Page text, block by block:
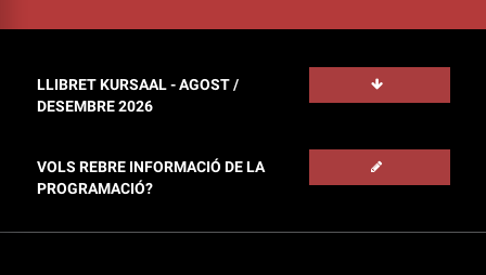
LLIBRET KURSAAL - AGOST /
DESEMBRE 2026
VOLS REBRE INFORMACIÓ DE LA
PROGRAMACIÓ?